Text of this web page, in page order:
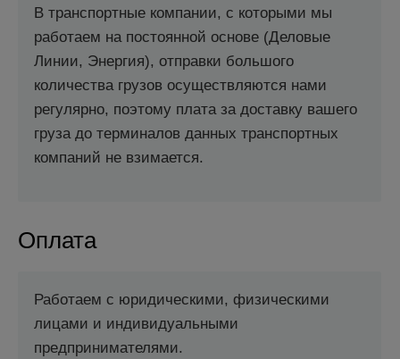
В транспортные компании, с которыми мы
работаем на постоянной основе (Деловые
Линии, Энергия), отправки большого
количества грузов осуществляются нами
регулярно, поэтому плата за доставку вашего
груза до терминалов данных транспортных
компаний не взимается.
Оплата
Работаем с юридическими, физическими
лицами и индивидуальными
предпринимателями.